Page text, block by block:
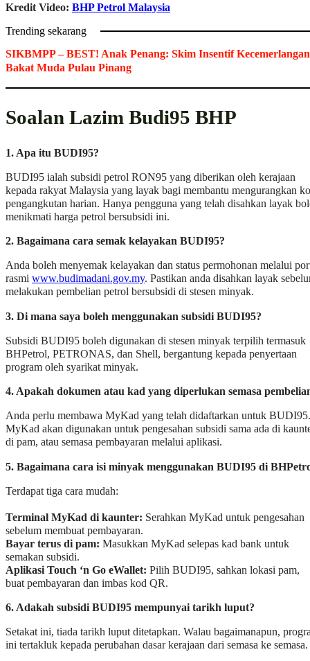
Kredit Video: BHP Petrol Malaysia
Trending sekarang
SIKBMPP – BEST! Anak Penang: Skim Insentif Kecemerlangan
Bakat Muda Pulau Pinang
Soalan Lazim Budi95 BHP
1. Apa itu BUDI95?
BUDI95 ialah subsidi petrol RON95 yang diberikan oleh kerajaan
kepada rakyat Malaysia yang layak bagi membantu mengurangkan
pengangkutan harian. Hanya pengguna yang telah disahkan layak
menikmati harga petrol bersubsidi ini.
2. Bagaimana cara semak kelayakan BUDI95?
Anda boleh menyemak kelayakan dan status permohonan melalui
rasmi www.budimadani.gov.my. Pastikan anda disahkan layak
melakukan pembelian petrol bersubsidi di stesen minyak.
3. Di mana saya boleh menggunakan subsidi BUDI95?
Subsidi BUDI95 boleh digunakan di stesen minyak terpilih termasuk
BHPetrol, PETRONAS, dan Shell, bergantung kepada penyertaan
program oleh syarikat minyak.
4. Apakah dokumen atau kad yang diperlukan semasa
Anda perlu membawa MyKad yang telah didaftarkan untuk BUDI95.
MyKad akan digunakan untuk pengesahan subsidi sama ada di
di pam, atau semasa pembayaran melalui aplikasi.
5. Bagaimana cara isi minyak menggunakan BUDI95 di
Terdapat tiga cara mudah:
Terminal MyKad di kaunter: Serahkan MyKad untuk pengesahan
sebelum membuat pembayaran.
Bayar terus di pam: Masukkan MyKad selepas kad bank untuk
semakan subsidi.
Aplikasi Touch ‘n Go eWallet: Pilih BUDI95, sahkan lokasi pam,
buat pembayaran dan imbas kod QR.
6. Adakah subsidi BUDI95 mempunyai tarikh luput?
Setakat ini, tiada tarikh luput ditetapkan. Walau bagaimanapun,
ini tertakluk kepada perubahan dasar kerajaan dari semasa ke semasa.